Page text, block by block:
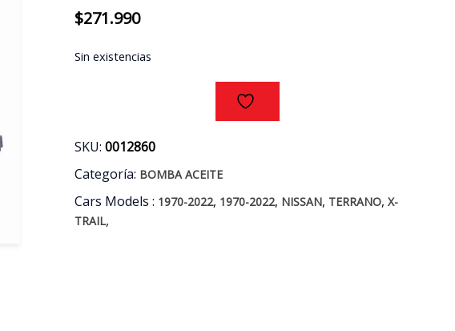
$271.990
Sin existencias
SKU:0012860
Categoría: BOMBA ACEITE
Cars Models : 1970-2022, 1970-2022, NISSAN, TERRANO,X-
TRAIL,